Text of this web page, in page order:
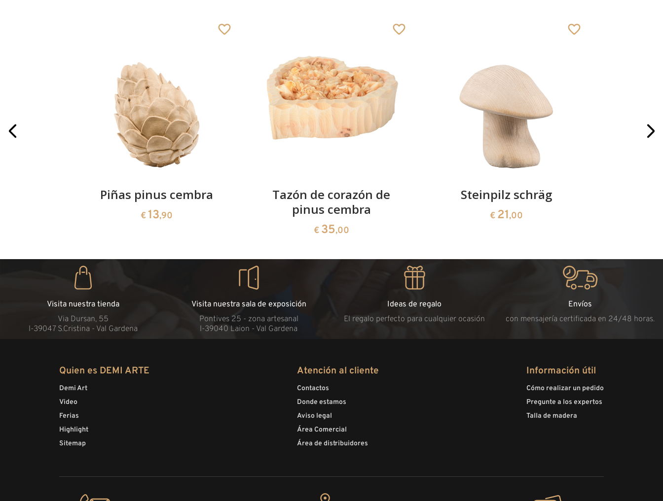
Piñas pinus cembra
€ 13,90
Tazón de corazón de
pinus cembra
€ 35,00
Steinpilz schräg
€ 21,00
Visita nuestra tienda
Via Dursan, 55
l-39047 S.Cristina - Val Gardena
Visita nuestra sala de exposición
Pontives 25 - zona artesanal
l-39040 Laion - Val Gardena
Ideas de regalo
El regalo perfecto para cualquier ocasión
Envíos
con mensajería certificada en 24/48 horas.
Quien es DEMI ARTE
Demi Art
Video
Ferias
Highlight
Sitemap
Atención al cliente
Contactos
Donde estamos
Aviso legal
Área Comercial
Área de distribuidores
Información útil
Cómo realizar un pedido
Pregunte a los expertos
Talla de madera